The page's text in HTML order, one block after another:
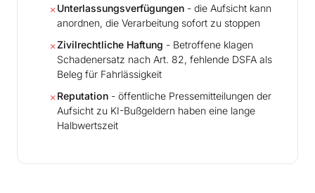
✗Unterlassungsverfügungen - die Aufsicht kann
anordnen, die Verarbeitung sofort zu stoppen
✗Zivilrechtliche Haftung - Betroffene klagen
Schadenersatz nach Art. 82, fehlende DSFA als
Beleg für Fahrlässigkeit
✗Reputation - öffentliche Pressemitteilungen der
Aufsicht zu KI-Bußgeldern haben eine lange
Halbwertszeit